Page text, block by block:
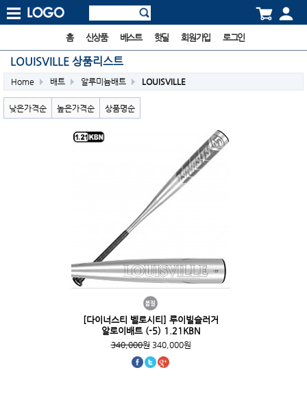
홈 신상품 베스트 핫딜 회원가입 로그인
LOUISVILLE 상품리스트
Home 배트 알루미늄배트 LOUISVILLE
낮은가격순 높은가격순 상품명순
[다이너스티 벨로시티] 루이빌슬러거
알로이배트 (-5) 1.21KBN
340,000원340,000원